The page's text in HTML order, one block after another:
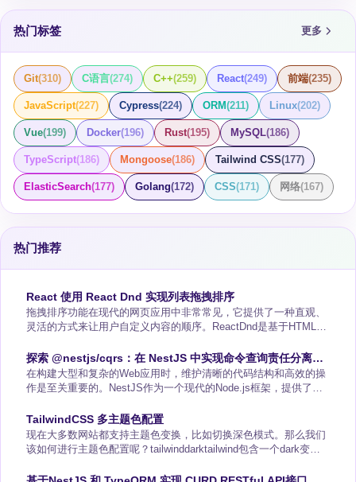
热门标签 更多
Git(310) C语言(274) C++(259) React(249) 前端(235)
JavaScript(227) Cypress(224) ORM(211) Linux(202)
Vue(199) Docker(196) Rust(195) MySQL(186)
TypeScript(186) Mongoose(186) Tailwind CSS(177)
ElasticSearch(177) Golang(172) CSS(171) 网络(167)
热门推荐
React 使用 React Dnd 实现列表拖拽排序
拖拽排序功能在现代的网页应用中非常常见，它提供了一种直观、
灵活的方式来让用户自定义内容的顺序。ReactDnd是基于HTML5
能。本文介绍如何利用ReactDnd（DragandDrop）这个强大的库来
实现一个简易的列表拖拽排序功能。实现步骤一、安装ReactDnd首
先，我们需要在项目中安装ReactDnd及其HTML5后端库：np
探索 @nestjs/cqrs：在 NestJS 中实现命令查询责任分离模
式CQRS
在构建大型和复杂的Web应用时，维护清晰的代码结构和高效的操
作是至关重要的。NestJS作为一个现代的Node.js框架，提供了多
@nestjs/cqrs模块就是一种强大的机制，它通过实现命令查询责任
分离（CQRS）模式，使得代码更加模块化，业务逻辑更清晰，同
时还带来了性能和安全性的提升。在本文中，我们将详细探讨
TailwindCSS 多主题色配置
现在大多数网站都支持主题色变换，比如切换深色模式。那么我们
该如何进行主题色配置呢？tailwinddarktailwind包含一个dark变
&lt;divclass="bg-whitedark:bg-gray-800"&gt;&lt;h1class="text-